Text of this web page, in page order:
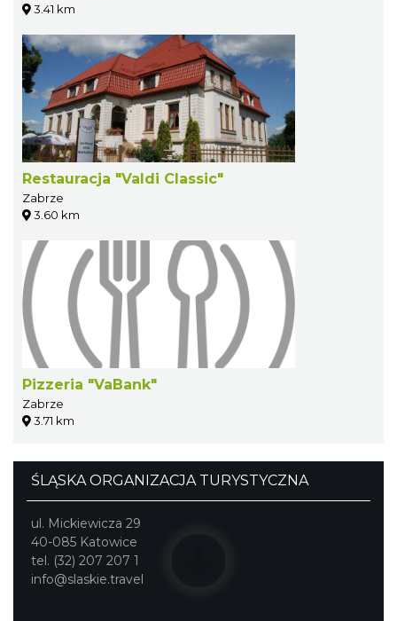
3.41 km
Restauracja "Valdi Classic"
Zabrze
3.60 km
Pizzeria "VaBank"
Zabrze
3.71 km
ŚLĄSKA ORGANIZACJA TURYSTYCZNA
ul. Mickiewicza 29
40-085 Katowice
tel. (32) 207 207 1
info@slaskie.travel